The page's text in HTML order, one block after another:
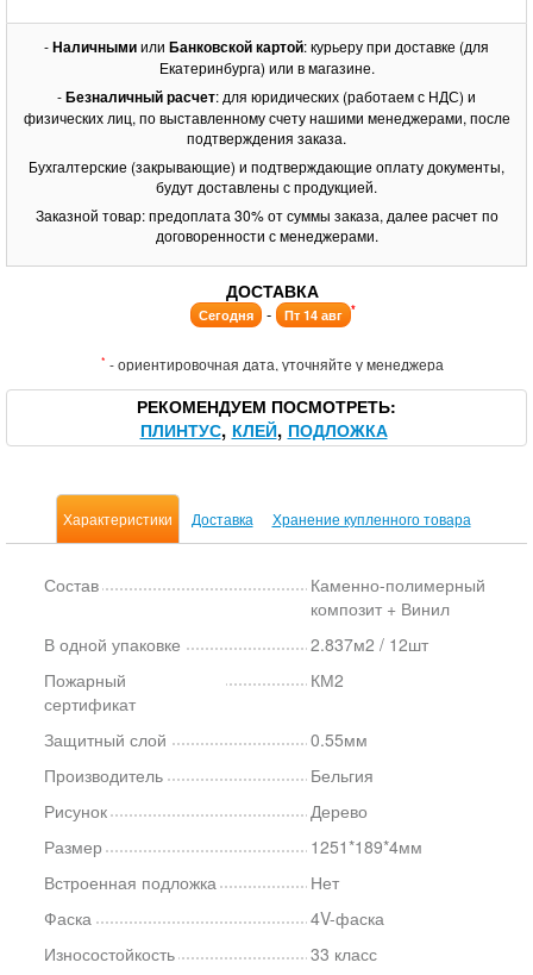
-Наличнымиили Банковской картой: курьеру при доставке (для
Екатеринбурга) или в магазине.
-Безналичный расчет: для юридических (работаем с НДС) и
физических лиц, по выставленному счету нашими менеджерами, после
подтверждения заказа.
Бухгалтерские (закрывающие) и подтверждающие оплату документы,
будут доставлены с продукцией.
Заказной товар: предоплата 30% от суммы заказа, далее расчет по
договоренности с менеджерами.
ДОСТАВКА
Сегодня - Пт 14 авг *
* - ориентировочная дата, уточняйте у менеджера
РЕКОМЕНДУЕМ ПОСМОТРЕТЬ
ПЛИНТУС КЛЕЙ ПОДЛОЖКА
Характеристики Доставка Хранение купленного товара
Состав
Каменно-полимерный
композит + Винил
В одной упаковке
2.837м2 / 12шт
Пожарный
сертификат
КМ2
Защитный слой
0.55мм
Производитель
Бельгия
Рисунок
Дерево
Размер
1251*189*4мм
Встроенная подложка
Нет
Фаска
4V-фаска
Износостойкость
33 класс